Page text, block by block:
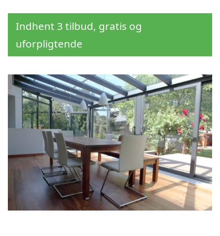
Indhent 3 tilbud, gratis og
uforpligtende